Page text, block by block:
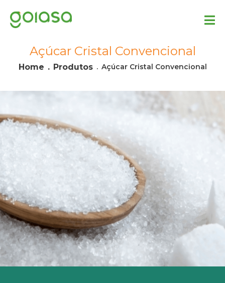
Açúcar Cristal Convencional
Home Produtos Açúcar Cristal Convencional